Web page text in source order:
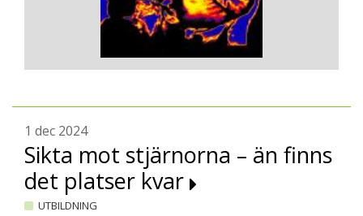
1 dec 2024
Sikta mot stjärnorna – än finns
det platser kvar
UTBILDNING